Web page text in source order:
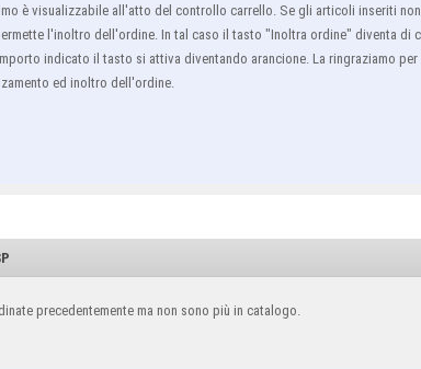
è visualizzabile all'atto del controllo carrello. Se gli articoli inseriti
l'inoltro dell'ordine. In tal caso il tasto "Inoltra ordine" diventa di
indicato il tasto si attiva diventando arancione. La ringraziamo
ed inoltro dell'ordine.
precedentemente ma non sono più in catalogo.